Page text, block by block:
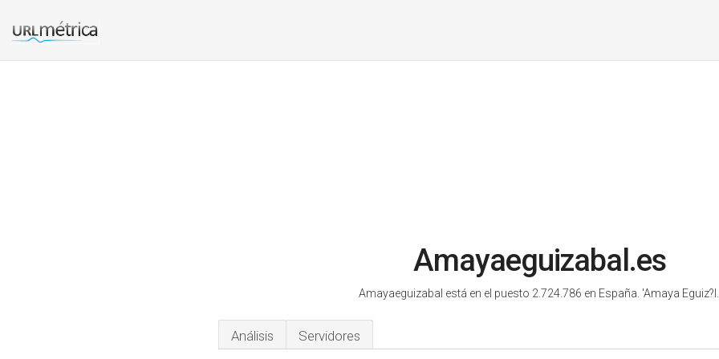
Amayaeguizabal.es
Amayaeguizabal está en el puesto 2.724.786 en España. 'Amaya
Análisis Servidores